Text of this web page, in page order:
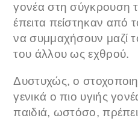
γονέα στη σύγκρουση
έπειτα πείστηκαν από
να συμμαχήσουν μαζί
του άλλου ως εχθρού.
Δυστυχώς, ο
γενικά ο πιο υγιής
παιδιά, ωστόσο,